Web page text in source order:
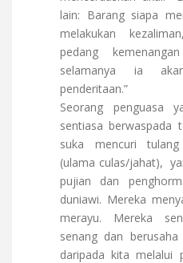
lain: Barang siapa
melakukan
pedang
selamanya ia
penderitaan.”
Seorang penguasa
sentiasa berwaspada
suka mencuri
(ulama culas/jahat),
pujian dan
duniawi. Mereka
merayu. Mereka
senang dan
daripada kita melalui